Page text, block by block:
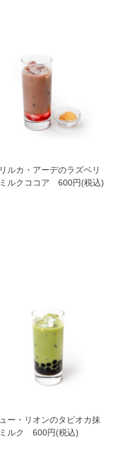
ルカ・アーデのラズベリ
ルクココア 600円(税込)
ー・リオンのタピオカ抹
ルク 600円(税込)